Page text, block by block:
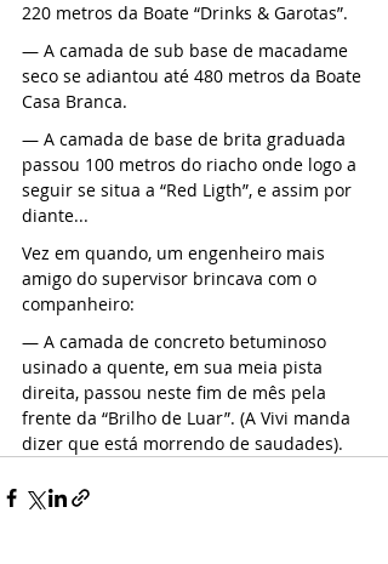
220 metros da Boate “Drinks & Garotas”.
— A camada de sub base de macadame
seco se adiantou até 480 metros da Boate
Casa Branca.
— A camada de base de brita graduada
passou 100 metros do riacho onde logo a
seguir se situa a “Red Ligth”, e assim por
diante...
Vez em quando, um engenheiro mais
amigo do supervisor brincava com o
companheiro:
— A camada de concreto betuminoso
usinado a quente, em sua meia pista
direita, passou neste fim de mês pela
frente da “Brilho de Luar”. (A Vivi manda
dizer que está morrendo de saudades).